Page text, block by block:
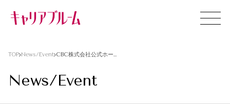
TOP News/Event CBC株式会社公式ホームページにキャリアブルームのインタビュー記事が掲載されました
News/Event